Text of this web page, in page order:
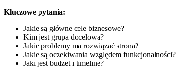
Kluczowe pytania:
Jakie są główne cele biznesowe?
Kim jest grupa docelowa?
Jakie problemy ma rozwiązać strona?
Jakie są oczekiwania względem funkcjonalności?
Jaki jest budżet i timeline?